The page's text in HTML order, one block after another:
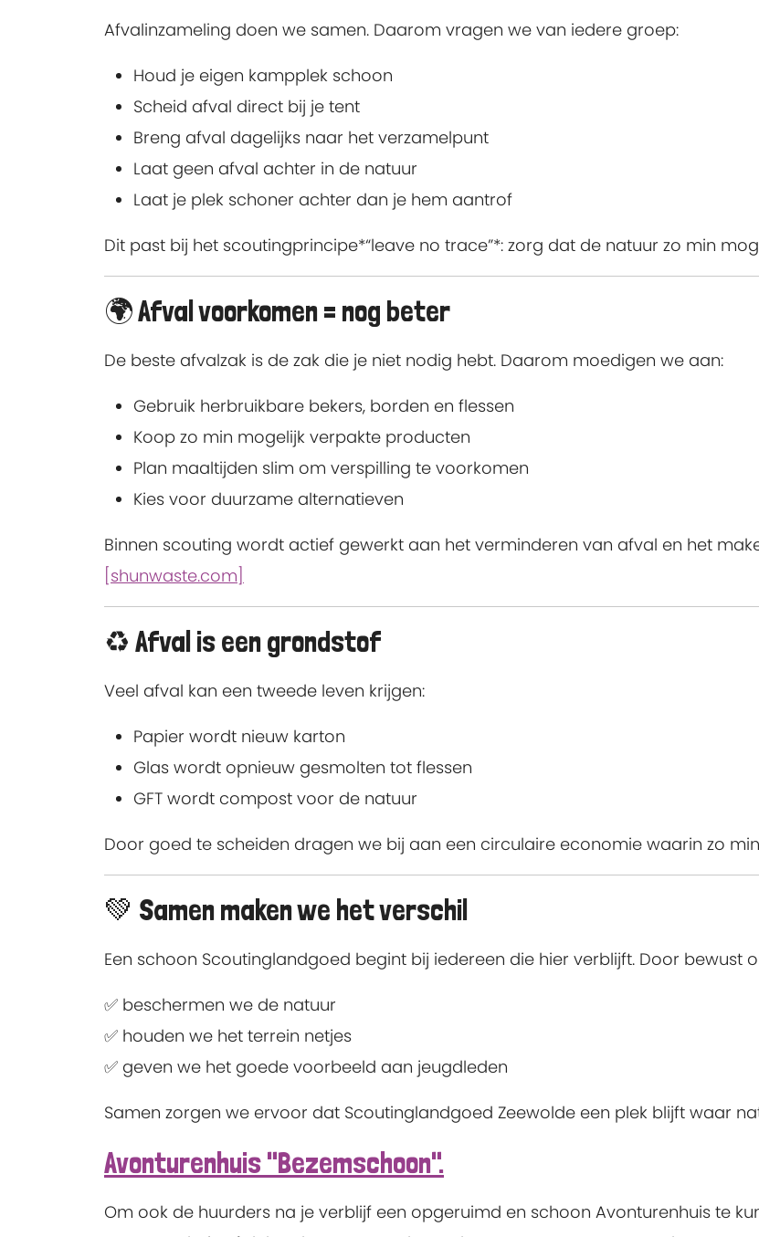
Afvalinzameling doen we samen. Daarom vragen we van iedere groep:
Houd je eigen kampplek schoon
Scheid afval direct bij je tent
Breng afval dagelijks naar het verzamelpunt
Laat geen afval achter in de natuur
Laat je plek schoner achter dan je hem aantrof
Dit past bij het scoutingprincipe*“leave no trace”*: zorg dat de natuur zo min
🌍 Afval voorkomen = nog beter
De beste afvalzak is de zak die je niet nodig hebt. Daarom moedigen we aan:
Gebruik herbruikbare bekers, borden en flessen
Koop zo min mogelijk verpakte producten
Plan maaltijden slim om verspilling te voorkomen
Kies voor duurzame alternatieven
Binnen scouting wordt actief gewerkt aan het verminderen van afval en het
[shunwaste.com]
♻️ Afval is een grondstof
Veel afval kan een tweede leven krijgen:
Papier wordt nieuw karton
Glas wordt opnieuw gesmolten tot flessen
GFT wordt compost voor de natuur
Door goed te scheiden dragen we bij aan een circulaire economie waarin zo
💚 Samen maken we het verschil
Een schoon Scoutinglandgoed begint bij iedereen die hier verblijft. Door bewust
✅ beschermen we de natuur
✅ houden we het terrein netjes
✅ geven we het goede voorbeeld aan jeugdleden
Samen zorgen we ervoor dat Scoutinglandgoed Zeewolde een plek blijft waar
Avonturenhuis "Bezemschoon".
Om ook de huurders na je verblijf een opgeruimd en schoon Avonturenhuis te